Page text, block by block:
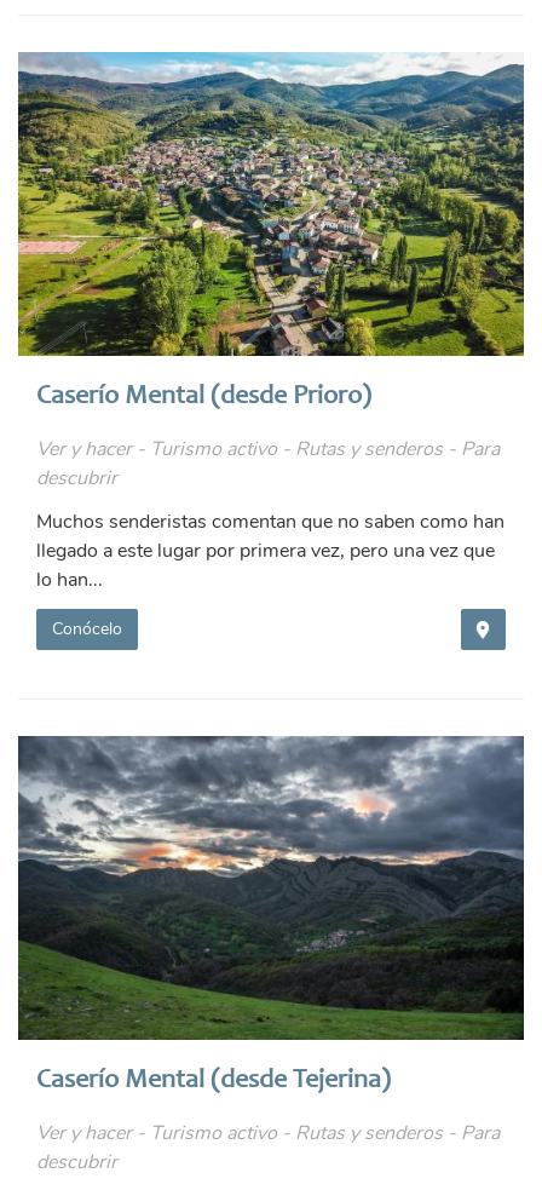
Caserío Mental (desde Prioro)
Ver y hacer - Turismo activo - Rutas y senderos - Para
descubrir
Muchos senderistas comentan que no saben como han
llegado a este lugar por primera vez, pero una vez que
lo han...
Conócelo
Caserío Mental (desde Tejerina)
Ver y hacer - Turismo activo - Rutas y senderos - Para
descubrir